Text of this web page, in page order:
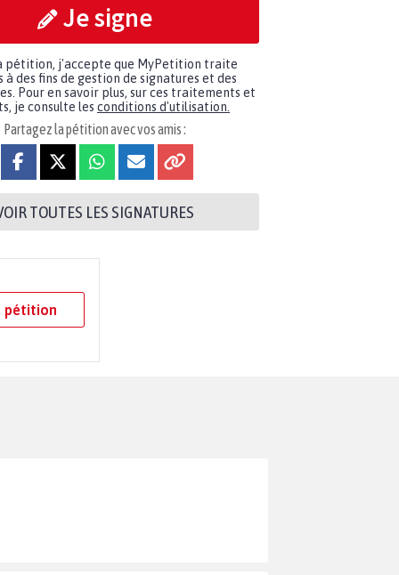
Je signe
pétition, j'accepte que MyPetition traite
à des fins de gestion de signatures et des
Pour en savoir plus, sur ces traitements et
je consulte les conditions d'utilisation.
Partagez la pétition avec vos amis :
TOUTES LES SIGNATURES
pétition